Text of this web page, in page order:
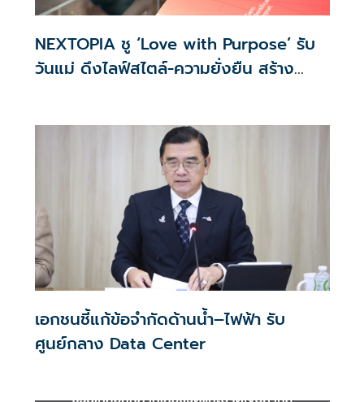
NEXTOPIA ชู ‘Love with Purpose’ รับ
วันแม่ ดึงไลฟ์สไตล์-ความยั่งยืน สร้าง
เอกชนชี้แก้ข้อจำกัดด้านน้ำ–ไฟฟ้า รับ
ศูนย์กลาง Data Center